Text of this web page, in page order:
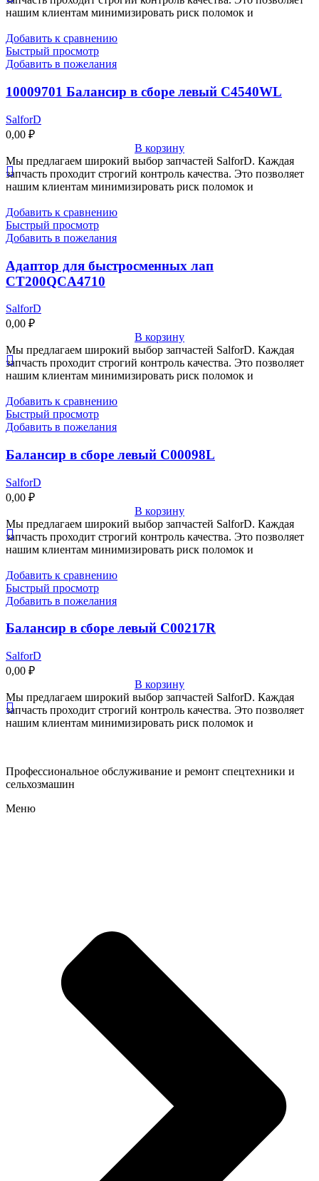
нашим клиентам минимизировать риск поломок и
Добавить к сравнению
Быстрый просмотр
Добавить в пожелания
10009701 Балансир в сборе левый C4540WL
SalforD
0,00 ₽
В корзину
Мы предлагаем широкий выбор запчастей SalforD. Каждая
запчасть проходит строгий контроль качества. Это позволяет
нашим клиентам минимизировать риск поломок и
Добавить к сравнению
Быстрый просмотр
Добавить в пожелания
Адаптор для быстросменных лап
CT200QCA4710
SalforD
0,00 ₽
В корзину
Мы предлагаем широкий выбор запчастей SalforD. Каждая
запчасть проходит строгий контроль качества. Это позволяет
нашим клиентам минимизировать риск поломок и
Добавить к сравнению
Быстрый просмотр
Добавить в пожелания
Балансир в сборе левый C00098L
SalforD
0,00 ₽
В корзину
Мы предлагаем широкий выбор запчастей SalforD. Каждая
запчасть проходит строгий контроль качества. Это позволяет
нашим клиентам минимизировать риск поломок и
Добавить к сравнению
Быстрый просмотр
Добавить в пожелания
Балансир в сборе левый C00217R
SalforD
0,00 ₽
В корзину
Мы предлагаем широкий выбор запчастей SalforD. Каждая
запчасть проходит строгий контроль качества. Это позволяет
нашим клиентам минимизировать риск поломок и
Профессиональное обслуживание и ремонт спецтехники и
сельхозмашин
Меню